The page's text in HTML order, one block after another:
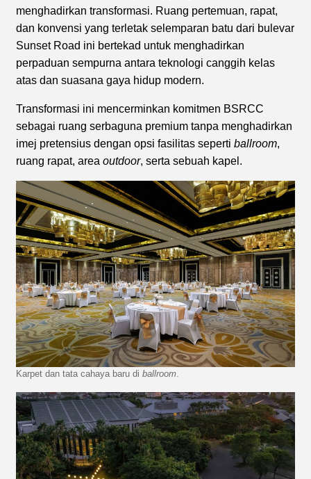
menghadirkan transformasi. Ruang pertemuan, rapat,
dan konvensi yang terletak selemparan batu dari bulevar
Sunset Road ini bertekad untuk menghadirkan
perpaduan sempurna antara teknologi canggih kelas
atas dan suasana gaya hidup modern.
Transformasi ini mencerminkan komitmen BSRCC
sebagai ruang serbaguna premium tanpa menghadirkan
imej pretensius dengan opsi fasilitas seperti ballroom,
ruang rapat, area outdoor, serta sebuah kapel.
Karpet dan tata cahaya baru di ballroom